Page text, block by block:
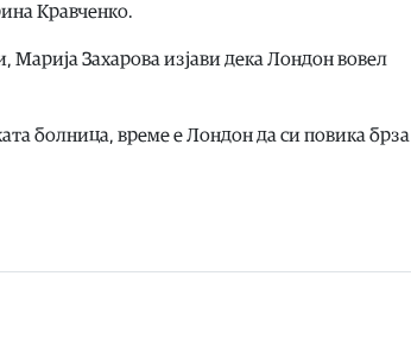
Кравченко.
Захарова изјави дека Лондон вовел
болница, време е Лондон да си повика брза